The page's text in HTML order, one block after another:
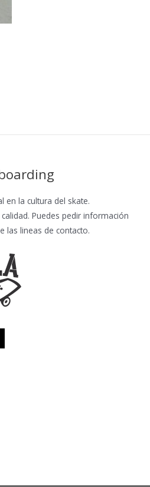
en la cultura del skate.
Puedes pedir información
las lineas de contacto.